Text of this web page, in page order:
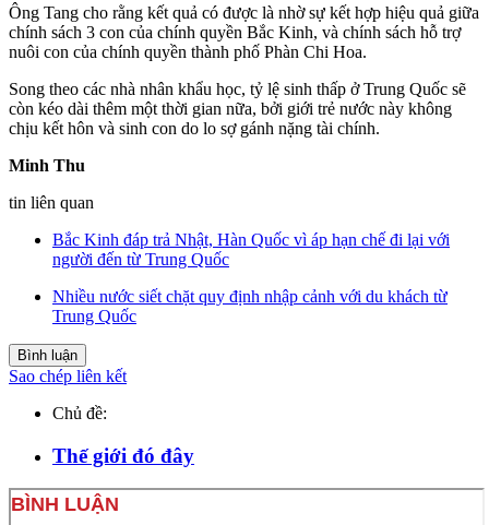
Ông Tang cho rằng kết quả có được là nhờ sự kết hợp hiệu quả giữa
chính sách 3 con của chính quyền Bắc Kinh, và chính sách hỗ trợ
nuôi con của chính quyền thành phố Phàn Chi Hoa.
Song theo các nhà nhân khẩu học, tỷ lệ sinh thấp ở Trung Quốc sẽ
còn kéo dài thêm một thời gian nữa, bởi giới trẻ nước này không
chịu kết hôn và sinh con do lo sợ gánh nặng tài chính.
Minh Thu
tin liên quan
Bắc Kinh đáp trả Nhật, Hàn Quốc vì áp hạn chế đi lại với
người đến từ Trung Quốc
Nhiều nước siết chặt quy định nhập cảnh với du khách từ
Trung Quốc
Bình luận
Sao chép liên kết
Chủ đề:
Thế giới đó đây